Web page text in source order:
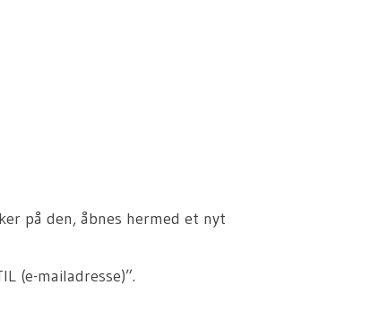
på den, åbnes hermed et nyt
(e-mailadresse)”.